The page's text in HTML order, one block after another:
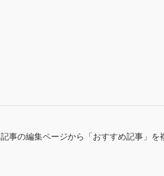
記事の編集ページから「おすすめ記事」を